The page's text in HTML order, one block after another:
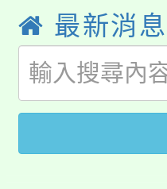
車」活
桃園市
生本土
公告本
代理(課
公告本
代理(課
轉知中
最新消